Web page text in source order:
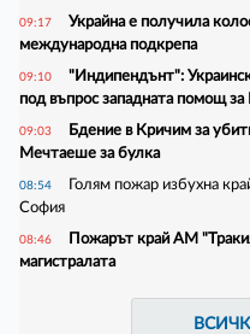
09:17
Украйна е получила
международна подкрепа
09:10
"Индипендънт":
под въпрос западната помощ за
09:03
Бдение в Кричим за
Мечтаеше за булка
08:54
Голям пожар избухна
София
08:46
Пожарът край АМ
магистралата